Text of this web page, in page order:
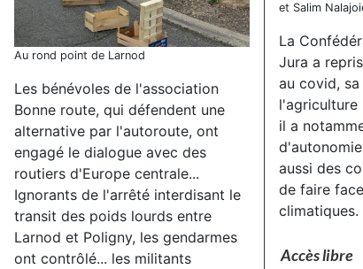
Au rond point de Larnod
Les bénévoles de l'association
Bonne route, qui défendent une
alternative par l'autoroute, ont
engagé le dialogue avec des
routiers d'Europe centrale...
Ignorants de l'arrêté interdisant le
transit des poids lourds entre
Larnod et Poligny, les gendarmes
ont contrôlé... les militants
et Salim
La
Jura a
au covid,
l'agriculture
il a
aussi des
de faire
climatiques.
Accès libre